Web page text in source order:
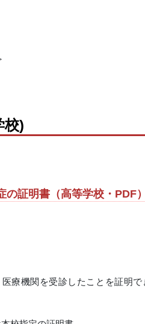
校)
証明書（高等学校・PDF）
療機関を受診したことを証明